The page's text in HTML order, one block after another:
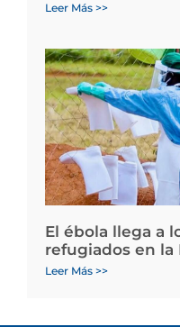
Leer Más >>
El ébola llega a
refugiados en la
Leer Más >>